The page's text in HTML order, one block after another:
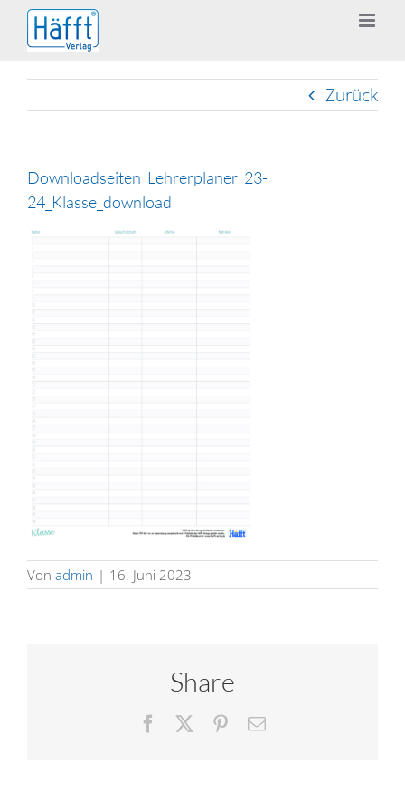
Zum
Inhalt
springen
Zurück
Downloadseiten_Lehrerplaner_23-
24_Klasse_download
Von admin | 16. Juni 2023
Share
Facebook Pinterest
E-